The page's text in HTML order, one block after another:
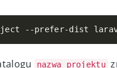
projekt
użyj Composera z